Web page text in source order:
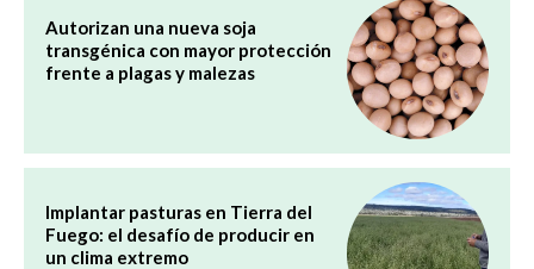
Autorizan una nueva soja
transgénica con mayor protección
frente a plagas y malezas
Implantar pasturas en Tierra del
Fuego: el desafío de producir en
un clima extremo